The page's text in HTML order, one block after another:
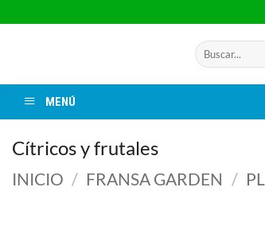
al
Buscar
por:
MENÚ
Cítricos y frutales
INICIO / FRANSA GARDEN /